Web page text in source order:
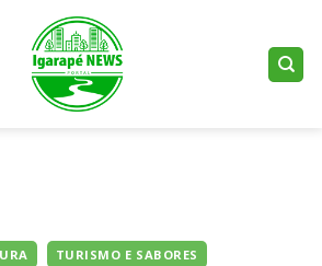
TURISMO E SABORES